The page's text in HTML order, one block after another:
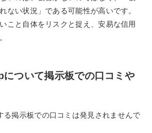
ない状況」である可能性が高いです。
こと自体をリスクと捉え、安易な信用
ついて掲示板での口コミや
る掲示板での口コミは発見されませんで